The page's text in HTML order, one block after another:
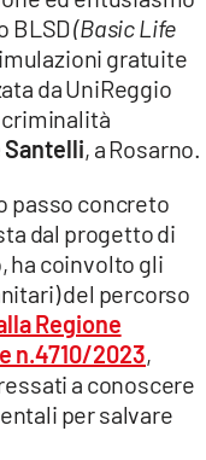
BLSD(Basic Life
gratuite
da UniReggio
criminalità
, a Rosarno.
passo concreto
dal progetto di
ha coinvolto gli
del percorso
Regione
n.4710/2023,
a conoscere
per salvare